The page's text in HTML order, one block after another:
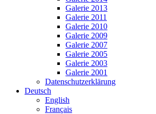
Galerie 2013
Galerie 2011
Galerie 2010
Galerie 2009
Galerie 2007
Galerie 2005
Galerie 2003
Galerie 2001
Datenschutzerklärung
Deutsch
English
Français